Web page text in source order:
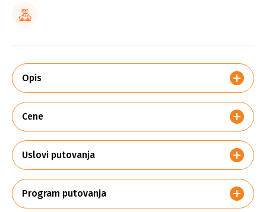
Opis
Cene
Uslovi putovanja
Program putovanja